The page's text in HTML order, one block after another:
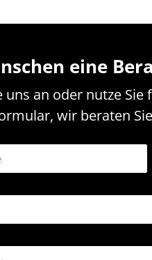
eine
uns an oder nutze
wir beraten